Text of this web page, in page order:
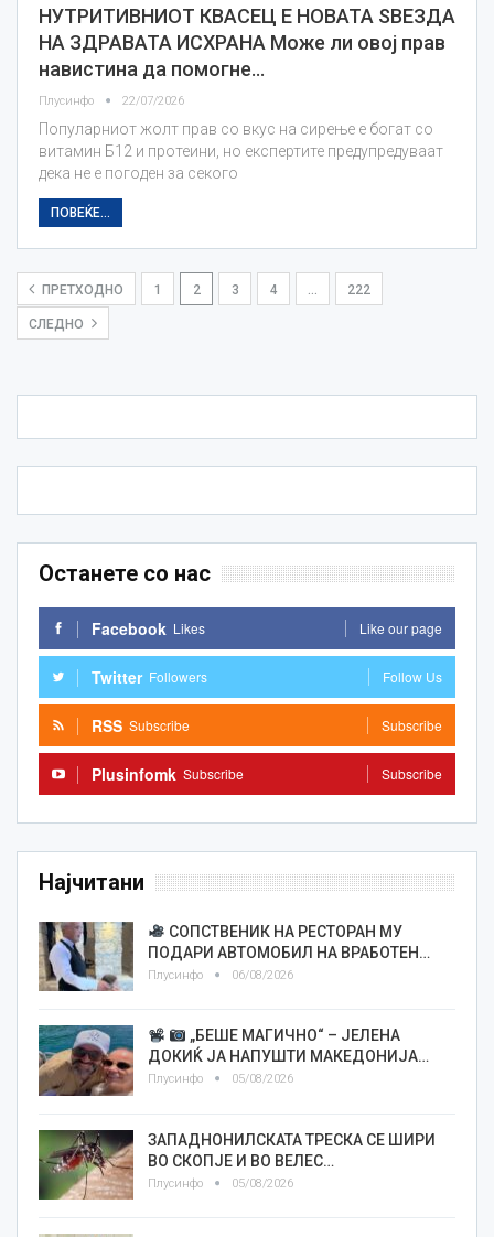
НУТРИТИВНИОТ КВАСЕЦ Е НОВАТА ЅВЕЗДА
НА ЗДРАВАТА ИСХРАНА Може ли овој прав
навистина да помогне…
Плусинфо 22/07/2026
Популарниот жолт прав со вкус на сирење е богат со
витамин Б12 и протеини, но експертите предупредуваат
дека не е погоден за секого
ПОВЕЌЕ...
ПРЕТХОДНО 1 2 3 4 222
СЛЕДНО
Останете со нас
Facebook Likes Like our page
Twitter Followers Follow Us
RSS Subscribe Subscribe
Plusinfomk Subscribe Subscribe
Најчитани
СОПСТВЕНИК НА РЕСТОРАН МУ
ПОДАРИ АВТОМОБИЛ НА ВРАБОТЕН…
Плусинфо 06/08/2026
„БЕШЕ МАГИЧНО“ – ЈЕЛЕНА
ДОКИЌ ЈА НАПУШТИ МАКЕДОНИЈА…
Плусинфо 05/08/2026
ЗАПАДНОНИЛСКАТА ТРЕСКА СЕ ШИРИ
ВО СКОПЈЕ И ВО ВЕЛЕС…
Плусинфо 05/08/2026